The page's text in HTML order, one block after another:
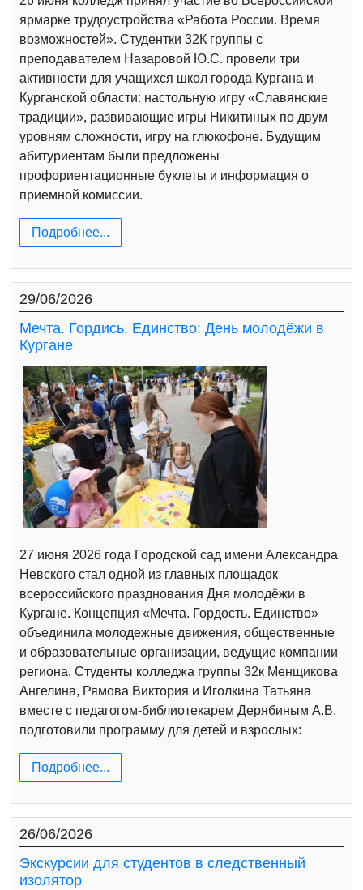
ярмарке трудоустройства «Работа России. Время
возможностей». Студентки 32К группы с
преподавателем Назаровой Ю.С. провели три
активности для учащихся школ города Кургана и
Курганской области: настольную игру «Славянские
традиции», развивающие игры Никитиных по двум
уровням сложности, игру на глюкофоне. Будущим
абитуриентам были предложены
профориентационные буклеты и информация о
приемной комиссии.
Подробнее...
29/06/2026
Мечта. Гордись. Единство: День молодёжи в
Кургане
27 июня 2026 года Городской сад имени Александра
Невского стал одной из главных площадок
всероссийского празднования Дня молодёжи в
Кургане. Концепция «Мечта. Гордость. Единство»
объединила молодежные движения, общественные
и образовательные организации, ведущие компании
региона. Студенты колледжа группы 32к Менщикова
Ангелина, Рямова Виктория и Иголкина Татьяна
вместе с педагогом-библиотекарем Дерябиным А.В.
подготовили программу для детей и взрослых:
Подробнее...
26/06/2026
Экскурсии для студентов в следственный
изолятор